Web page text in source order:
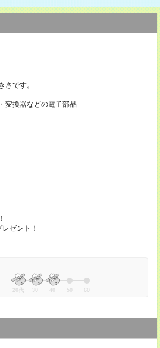
さです。
変換器などの電子部品
ゼント！
20代 30 40 50 60